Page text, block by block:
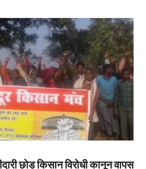
छोड़ किसान विरोधी कानून वापस